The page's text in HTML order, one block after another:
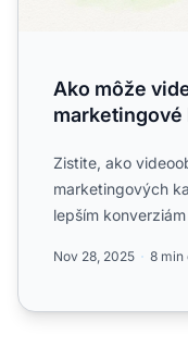
Ako môže
marketingové
Zistite, ako
marketingových
lepším
Nov 28, 2025 8 min